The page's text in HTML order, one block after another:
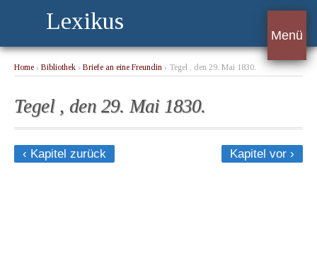
Lexikus
Menü
Home › Bibliothek › Briefe an eine Freundin › Tegel , den 29. Mai 1830.
Tegel , den 29. Mai 1830.
‹ Kapitel zurück Kapitel vor ›